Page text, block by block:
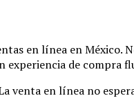
en línea en México.
de compra
venta en línea no